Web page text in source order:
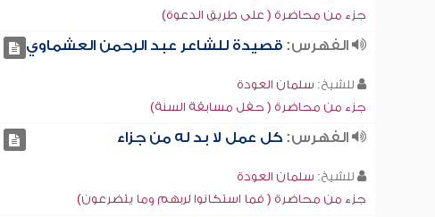
جزء من محاضرة ( على طريق الدعوة)
الفهرس:قصيدة للشاعر عبد الرحمن العشماوي
للشيخ: سلمان العودة
جزء من محاضرة ( حفل مسابقة السنة)
الفهرس:كل عمل لا بد له من جزاء
للشيخ: سلمان العودة
جزء من محاضرة ( فما استكانوا لربهم وما يتضرعون)